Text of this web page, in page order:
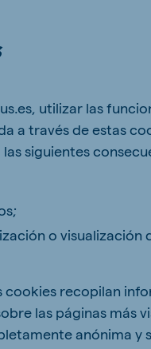
utilizar las
a través de estas
siguientes
o visualización
cookies recopilan
las páginas más
anónima y
Russia